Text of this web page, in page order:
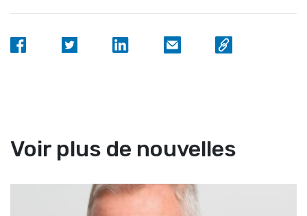
Voir plus de nouvelles